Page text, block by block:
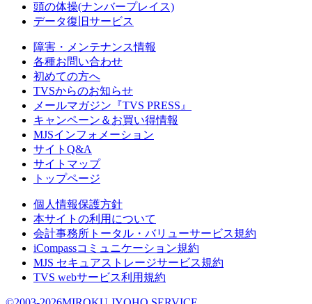
頭の体操(ナンバープレイス)
データ復旧サービス
障害・メンテナンス情報
各種お問い合わせ
初めての方へ
TVSからのお知らせ
メールマガジン『TVS PRESS』
キャンペーン＆お買い得情報
MJSインフォメーション
サイトQ&A
サイトマップ
トップページ
個人情報保護方針
本サイトの利用について
会計事務所トータル・バリューサービス規約
iCompassコミュニケーション規約
MJS セキュアストレージサービス規約
TVS webサービス利用規約